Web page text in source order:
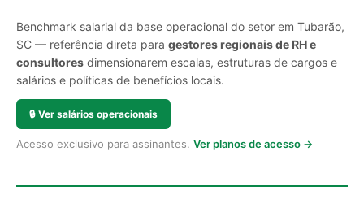
Benchmark salarial da base operacional do setor em Tubarão,
SC — referência direta para gestores regionais de RH e
consultores dimensionarem escalas, estruturas de cargos e
salários e políticas de benefícios locais.
🔒 Ver salários operacionais
Acesso exclusivo para assinantes. Ver planos de acesso →